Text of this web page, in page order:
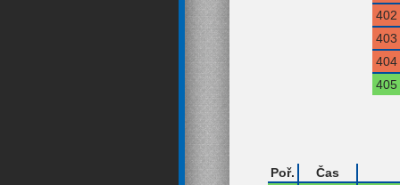
402
403
404
405
Poř.
Čas